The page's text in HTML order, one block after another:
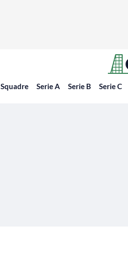
Squadre Serie A Serie B Serie C